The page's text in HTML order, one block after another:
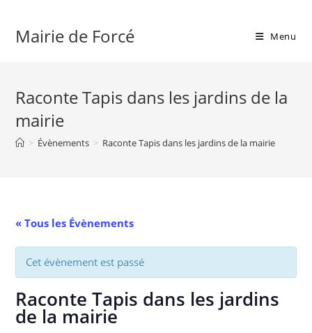
contentMairie de Forcé Menu
Raconte Tapis dans les jardins de la
mairie
> Évènements > Raconte Tapis dans les jardins de la mairie
« Tous les Évènements
Cet évènement est passé
Raconte Tapis dans les jardins
de la mairie